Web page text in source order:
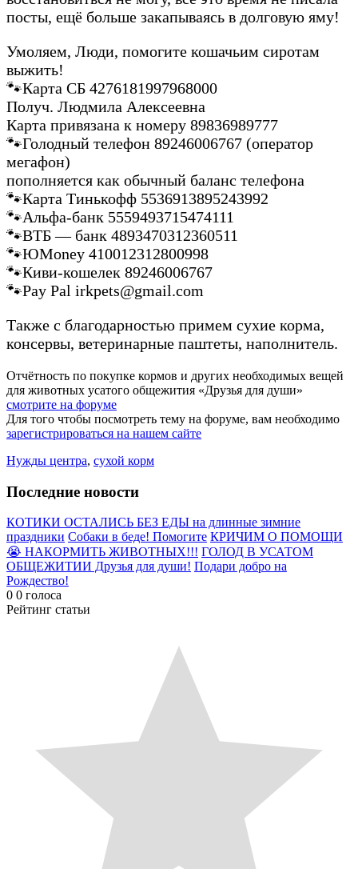
посты, ещё больше закапываясь в долговую яму!
Умоляем, Люди, помогите кошачьим сиротам
выжить!
🐾Карта СБ 4276181997968000
Получ. Людмила Алексеевна
Карта привязана к номеру 89836989777
🐾Голодный телефон 89246006767 (оператор
мегафон)
пополняется как обычный баланс телефона
🐾Карта Тинькофф 5536913895243992
🐾Альфа-банк 5559493715474111
🐾ВТБ — банк 4893470312360511
🐾ЮMoney 410012312800998
🐾Киви-кошелек 89246006767
🐾Pay Pal irkpets@gmail.com
Также с благодарностью примем сухие корма,
консервы, ветеринарные паштеты, наполнитель.
Отчётность по покупке кормов и других необходимых вещей
для животных усатого общежития «Друзья для души»
смотрите на форуме
Для того чтобы посмотреть тему на форуме, вам необходимо
зарегистрироваться на нашем сайте
Нужды центра, сухой корм
Последние новости
КОТИКИ ОСТАЛИСЬ БЕЗ ЕДЫ на длинные зимние
праздники Собаки в беде! Помогите КРИЧИМ О ПОМОЩИ
😭 НАКОРМИТЬ ЖИВОТНЫХ!!! ГОЛОД В УСАТОМ
ОБЩЕЖИТИИ Друзья для души! Подари добро на
Рождество!
0 0 голоса
Рейтинг статьи